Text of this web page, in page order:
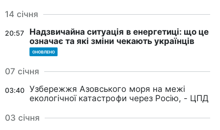
14 січня
20:57
Надзвичайна ситуація в енергетиці: що це
означає та які зміни чекають українців
07 січня
03:40 Узбережжя Азовського моря на межі
екологічної катастрофи через Росію, - ЦПД
03 січня